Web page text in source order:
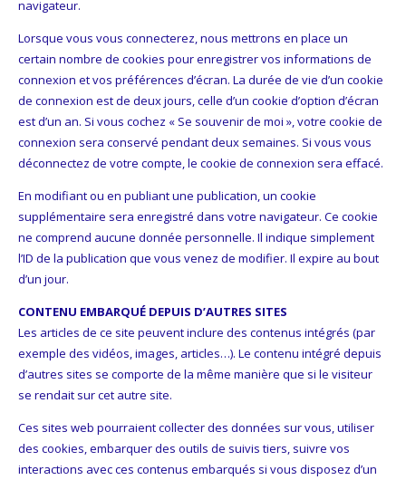
navigateur.
Lorsque vous vous connecterez, nous mettrons en place un
certain nombre de cookies pour enregistrer vos informations de
connexion et vos préférences d’écran. La durée de vie d’un cookie
de connexion est de deux jours, celle d’un cookie d’option d’écran
est d’un an. Si vous cochez « Se souvenir de moi », votre cookie de
connexion sera conservé pendant deux semaines. Si vous vous
déconnectez de votre compte, le cookie de connexion sera effacé.
En modifiant ou en publiant une publication, un cookie
supplémentaire sera enregistré dans votre navigateur. Ce cookie
ne comprend aucune donnée personnelle. Il indique simplement
l’ID de la publication que vous venez de modifier. Il expire au bout
d’un jour.
CONTENU EMBARQUÉ DEPUIS D’AUTRES SITES
Les articles de ce site peuvent inclure des contenus intégrés (par
exemple des vidéos, images, articles…). Le contenu intégré depuis
d’autres sites se comporte de la même manière que si le visiteur
se rendait sur cet autre site.
Ces sites web pourraient collecter des données sur vous, utiliser
des cookies, embarquer des outils de suivis tiers, suivre vos
interactions avec ces contenus embarqués si vous disposez d’un